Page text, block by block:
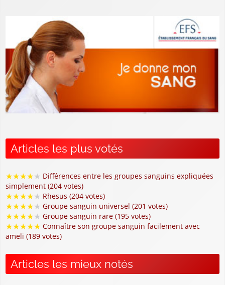
Articles les plus votés
★★★★★ Différences entre les groupes sanguins expliquées
simplement (204 votes)
★★★★★ Rhesus (204 votes)
★★★★★ Groupe sanguin universel (201 votes)
★★★★★ Groupe sanguin rare (195 votes)
★★★★★ Connaître son groupe sanguin facilement avec
ameli (189 votes)
Articles les mieux notés